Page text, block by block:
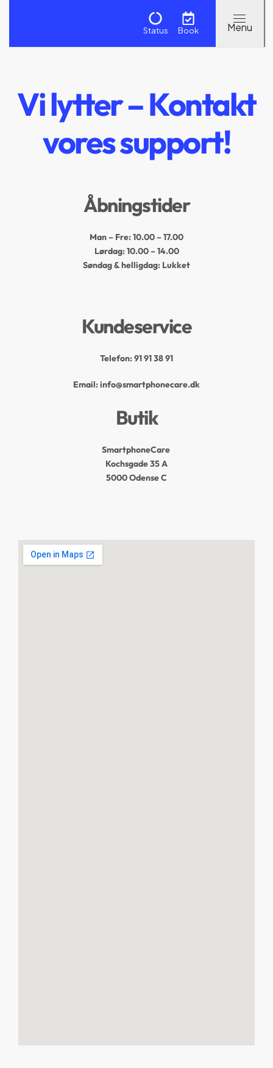
Status Book
Vi lytter – Kontakt
vores support!
Åbningstider
Man – Fre:10.00 – 17.00
Lørdag:10.00 – 14.00
Søndag & helligdag: Lukket
Kundeservice
Telefon:91 91 38 91
Email: info@smartphonecare.dk
Butik
SmartphoneCare
Kochsgade 35 A
5000 Odense C